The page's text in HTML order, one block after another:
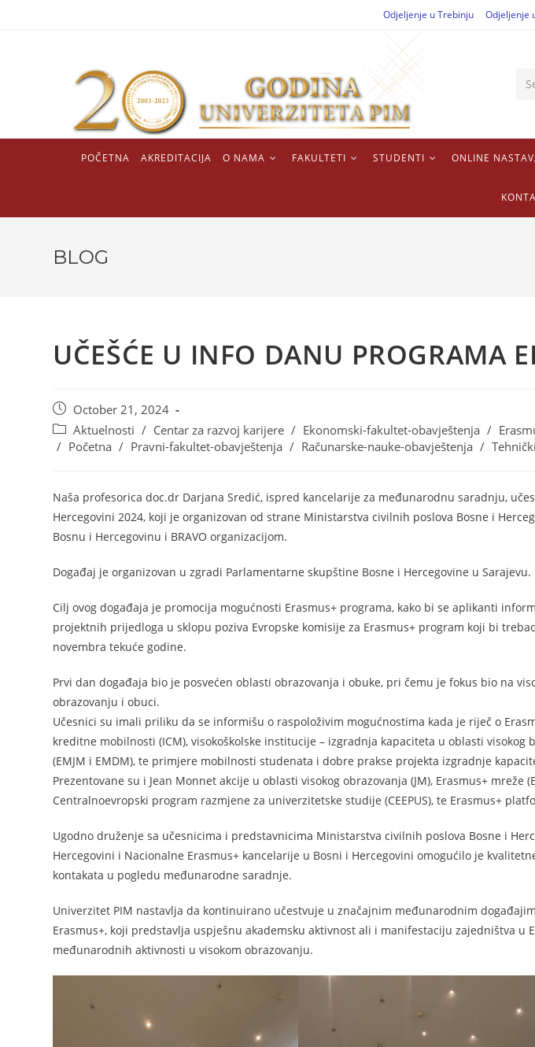
Odjeljenje u Trebinju Odjeljenje
POČETNA AKREDITACIJA O NAMA FAKULTETI STUDENTI ONLINE
BLOG
UČEŠĆE U INFO DANU PROGRAMA
October 21, 2024
Aktuelnosti / Centar za razvoj karijere / Ekonomski-fakultet-obavještenja /
/ Početna / Pravni-fakultet-obavještenja / Računarske-nauke-obavještenja /
Naša profesorica doc.dr Darjana Sredić, ispred kancelarije za međunarodnu saradnju,
Hercegovini 2024, koji je organizovan od strane Ministarstva civilnih poslova Bosne i
Bosnu i Hercegovinu i BRAVO organizacijom.
Događaj je organizovan u zgradi Parlamentarne skupštine Bosne i Hercegovine u Sarajevu.
Cilj ovog događaja je promocija mogućnosti Erasmus+ programa, kako bi se aplikanti
projektnih prijedloga u sklopu poziva Evropske komisije za Erasmus+ program koji bi
novembra tekuće godine.
Prvi dan događaja bio je posvećen oblasti obrazovanja i obuke, pri čemu je fokus bio na
obrazovanju i obuci.
Učesnici su imali priliku da se informišu o raspoloživim mogućnostima kada je riječ o
kreditne mobilnosti (ICM), visokoškolske institucije – izgradnja kapaciteta u oblasti visokog
(EMJM i EMDM), te primjere mobilnosti studenata i dobre prakse projekta izgradnje
Prezentovane su i Jean Monnet akcije u oblasti visokog obrazovanja (JM), Erasmus+ mreže
Centralnoevropski program razmjene za univerzitetske studije (CEEPUS), te Erasmus+
Ugodno druženje sa učesnicima i predstavnicima Ministarstva civilnih poslova Bosne i
Hercegovini i Nacionalne Erasmus+ kancelarije u Bosni i Hercegovini omogućilo je
kontakata u pogledu međunarodne saradnje.
Univerzitet PIM nastavlja da kontinuirano učestvuje u značajnim međunarodnim
Erasmus+, koji predstavlja uspješnu akademsku aktivnost ali i manifestaciju zajedništva u
međunarodnih aktivnosti u visokom obrazovanju.